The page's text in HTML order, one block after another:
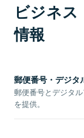
ビジネ
情報
郵便番号・デジタ
郵便番号とデジタ
を提供。